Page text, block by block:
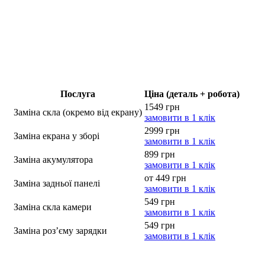
Послуга
Ціна (деталь + робота)
Заміна скла (окремо від екрану)
1549 грн
замовити в 1 клік
Заміна екрана у зборі
2999 грн
замовити в 1 клік
Заміна акумулятора
899 грн
замовити в 1 клік
Заміна задньої панелі
от 449 грн
замовити в 1 клік
Заміна скла камери
549 грн
замовити в 1 клік
Заміна роз’єму зарядки
549 грн
замовити в 1 клік